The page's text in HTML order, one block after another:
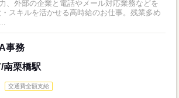
、外部の企業と電話やメール対応業務などを
スキルを活かせる高時給のお仕事。残業多め
事務
南栗橋駅
交通費全額支給